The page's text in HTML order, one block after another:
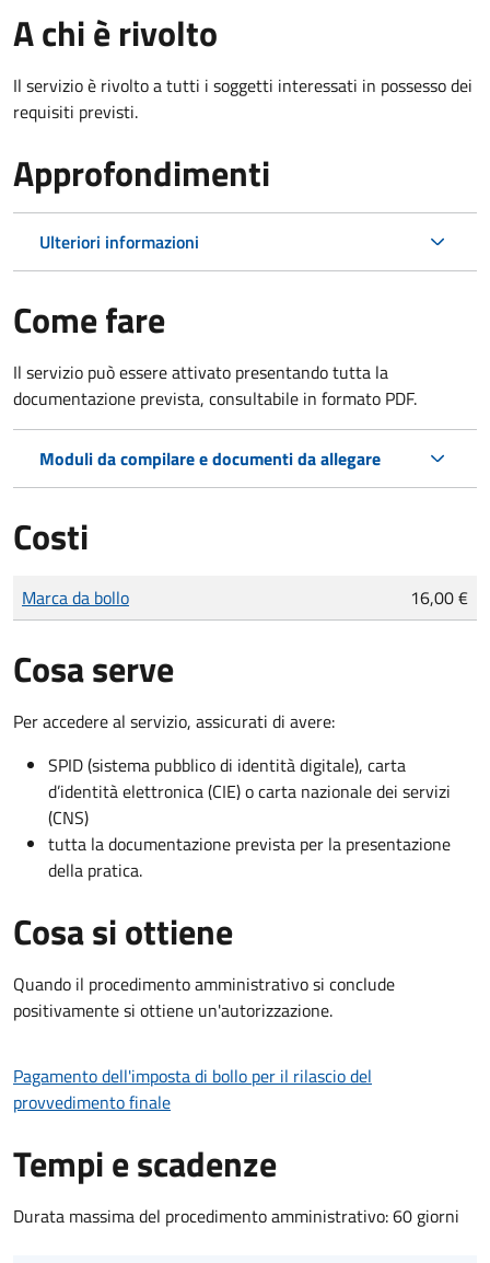
A chi è rivolto
Il servizio è rivolto a tutti i soggetti interessati in possesso dei
requisiti previsti.
Approfondimenti
Ulteriori informazioni
Come fare
Il servizio può essere attivato presentando tutta la
documentazione prevista, consultabile in formato PDF.
Moduli da compilare e documenti da allegare
Costi
Tipo di pagamento
Importo
Marca da bollo 16,00 €
Cosa serve
Per accedere al servizio, assicurati di avere:
SPID (sistema pubblico di identità digitale), carta
d’identità elettronica (CIE) o carta nazionale dei servizi
(CNS)
tutta la documentazione prevista per la presentazione
della pratica.
Cosa si ottiene
Quando il procedimento amministrativo si conclude
positivamente si ottiene un'autorizzazione.
Pagamento dell'imposta di bollo per il rilascio del
provvedimento finale
Tempi e scadenze
Durata massima del procedimento amministrativo: 60 giorni